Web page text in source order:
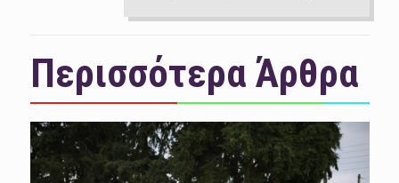
Περισσότερα Άρθρα